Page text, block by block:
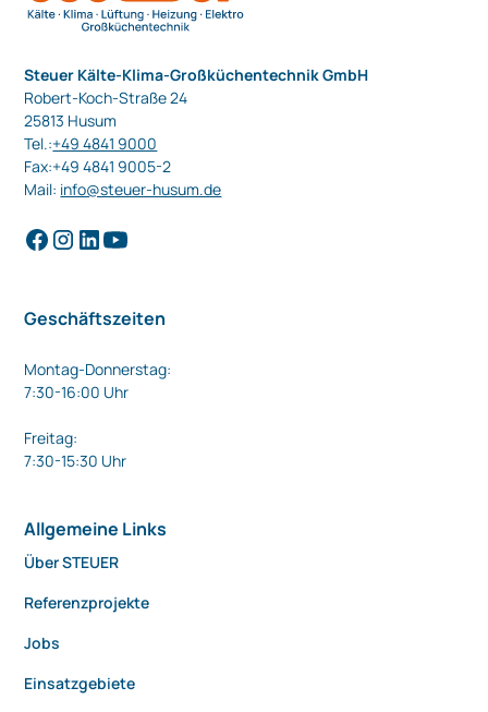
Steuer Kälte-Klima-Großküchentechnik GmbH
Robert-Koch-Straße 24
25813 Husum
Tel.:+49 4841 9000
Fax:+49 4841 9005-2
Mail: info@steuer-husum.de
Geschäftszeiten
Montag-Donnerstag:
7:30-16:00 Uhr
Freitag:
7:30-15:30 Uhr
Allgemeine Links
Über STEUER
Referenzprojekte
Jobs
Einsatzgebiete